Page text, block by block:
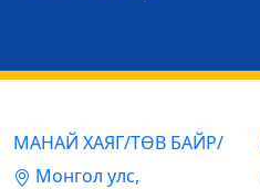
МАНАЙ ХАЯГ/ТӨВ БАЙР/
Mонгол улс,